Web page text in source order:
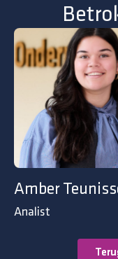
Amber
Analist